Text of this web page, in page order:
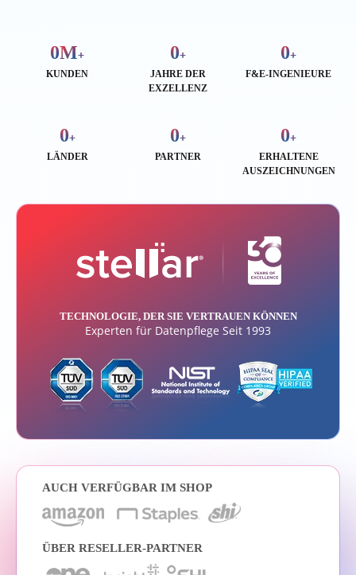
0M+
KUNDEN
0+
JAHRE DER
EXZELLENZ
0+
F&E-INGENIEURE
0+
LÄNDER
0+
PARTNER
0+
ERHALTENE
AUSZEICHNUNGEN
TECHNOLOGIE, DER SIE VERTRAUEN KÖNNEN
Experten für Datenpflege Seit 1993
AUCH VERFÜGBAR IM SHOP
ÜBER RESELLER-PARTNER